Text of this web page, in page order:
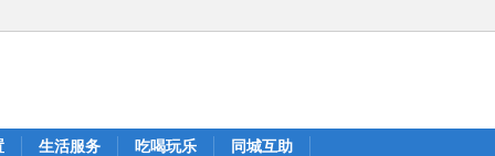
生活服务 吃喝玩乐 同城互助